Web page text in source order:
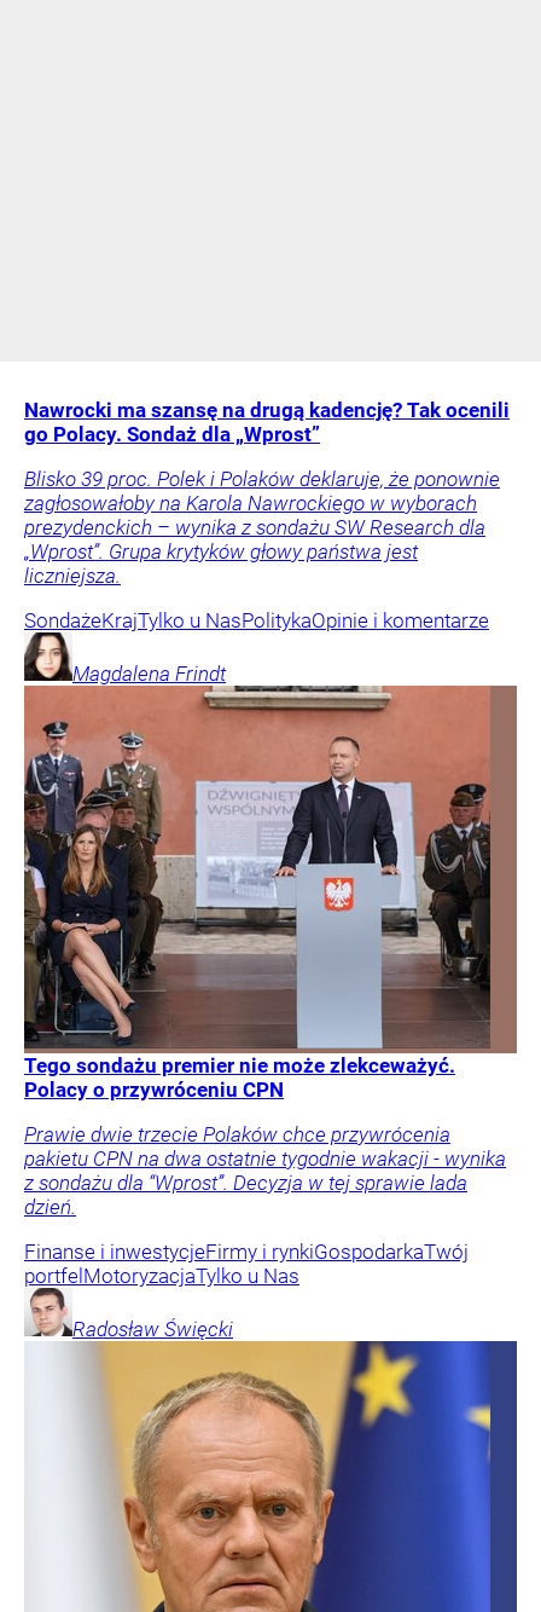
Nawrocki ma szansę na drugą kadencję? Tak ocenili
go Polacy. Sondaż dla „Wprost”
Blisko 39 proc. Polek i Polaków deklaruje, że ponownie
zagłosowałoby na Karola Nawrockiego w wyborach
prezydenckich – wynika z sondażu SW Research dla
„Wprost”. Grupa krytyków głowy państwa jest
liczniejsza.
SondażeKrajTylko u NasPolitykaOpinie i komentarze
Magdalena Frindt
Tego sondażu premier nie może zlekceważyć.
Polacy o przywróceniu CPN
Prawie dwie trzecie Polaków chce przywrócenia
pakietu CPN na dwa ostatnie tygodnie wakacji - wynika
z sondażu dla “Wprost”. Decyzja w tej sprawie lada
dzień.
Finanse i inwestycjeFirmy i rynkiGospodarkaTwój
portfel MotoryzacjaTylko u Nas
Radosław Święcki